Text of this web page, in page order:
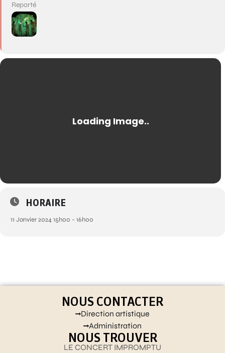
Reporté
HORAIRE
11 Janvier 2024 15h00 - 16h00
NOUS CONTACTER
Direction artistique
Administration
NOUS TROUVER
LE CONCERT IMPROMPTU